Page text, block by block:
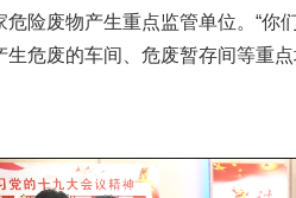
废物产生重点监管单位。“你们
危废的车间、危废暂存间等重